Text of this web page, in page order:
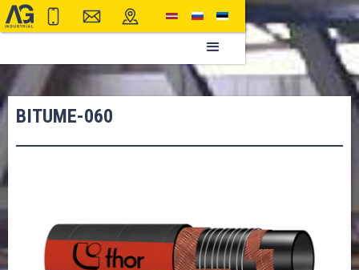
BITUME-060